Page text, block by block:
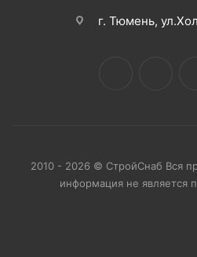
г. Тюмень,
2010 - 2026 © СтройСнаб Вся
информация не является